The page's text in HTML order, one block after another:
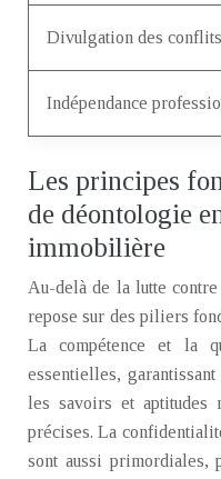
Divulgation des conflits
Indépendance
Les principes
de déontologie
immobilière
Au-delà de la lutte
repose sur des piliers
La compétence et la
essentielles,
les savoirs et aptitudes
précises. La
sont aussi primordiales,